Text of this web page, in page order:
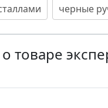
черные
товаре